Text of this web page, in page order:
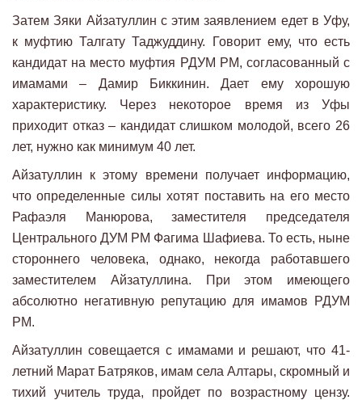
Затем Зяки Айзатуллин с этим заявлением едет в Уфу,
к муфтию Талгату Таджуддину. Говорит ему, что есть
кандидат на место муфтия РДУМ РМ, согласованный с
имамами – Дамир Биккинин. Дает ему хорошую
характеристику. Через некоторое время из Уфы
приходит отказ – кандидат слишком молодой, всего 26
лет, нужно как минимум 40 лет.
Айзатуллин к этому времени получает информацию,
что определенные силы хотят поставить на его место
Рафаэля Манюрова, заместителя председателя
Центрального ДУМ РМ Фагима Шафиева. То есть, ныне
стороннего человека, однако, некогда работавшего
заместителем Айзатуллина. При этом имеющего
абсолютно негативную репутацию для имамов РДУМ
РМ.
Айзатуллин совещается с имамами и решают, что 41-
летний Марат Батряков, имам села Алтары, скромный и
тихий учитель труда, пройдет по возрастному цензу.